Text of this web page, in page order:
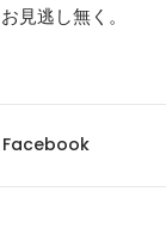
見逃し無く。
Facebook